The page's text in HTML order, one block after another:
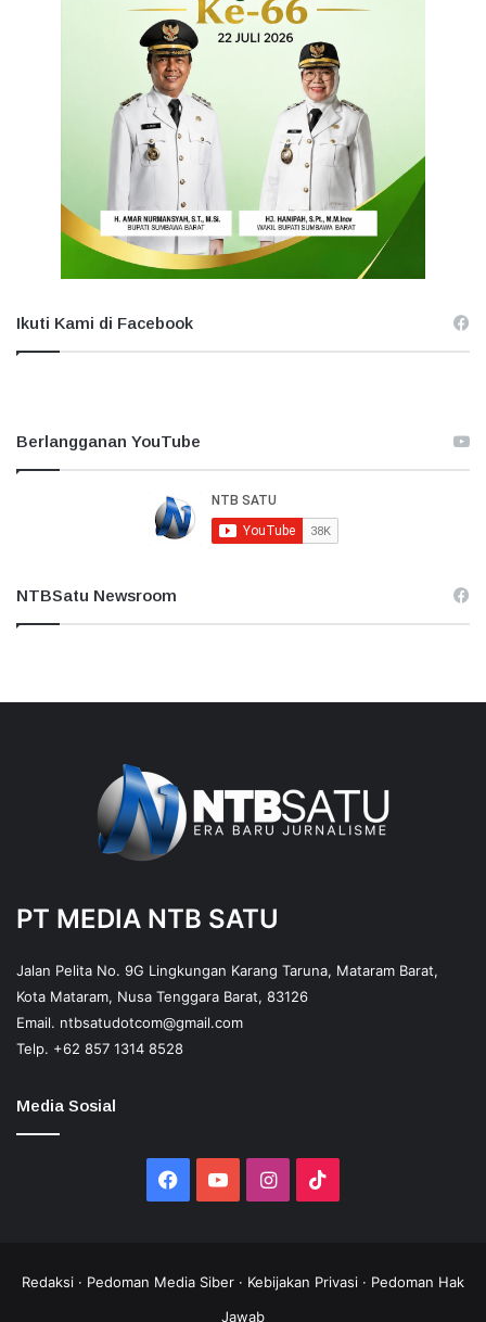
Ikuti Kami di Facebook
Berlangganan YouTube
NTBSatu Newsroom
PT MEDIA NTB SATU
Jalan Pelita No. 9G Lingkungan Karang Taruna, Mataram Barat,
Kota Mataram, Nusa Tenggara Barat, 83126
Email. ntbsatudotcom@gmail.com
Telp. +62 857 1314 8528
Media Sosial
Facebook
YouTubeInstagram
Redaksi · Pedoman Media Siber · Kebijakan Privasi · Pedoman Hak
Jawab